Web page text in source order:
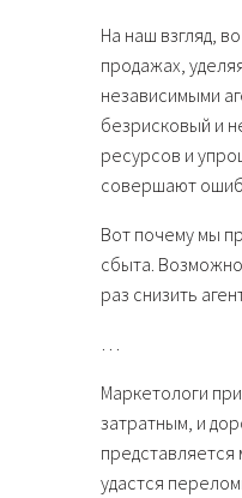
На наш взгляд,
продажах,
независимыми
безрисковый и
ресурсов и
совершают
Вот почему мы
сбыта.
раз снизить
Маркетологи
затратным, и
удастся